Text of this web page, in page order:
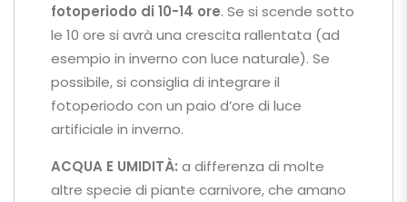
fotoperiodo di 10-14 ore. Se si scende sotto
le 10 ore si avrà una crescita rallentata (ad
esempio in inverno con luce naturale). Se
possibile, si consiglia di integrare il
fotoperiodo con un paio d’ore di luce
artificiale in inverno.
ACQUA E UMIDITÀ: a differenza di molte
altre specie di piante carnivore, che amano